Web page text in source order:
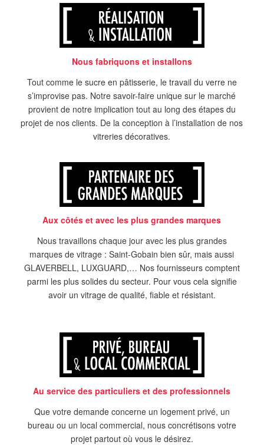
Nous fabriquons et installons
Tout comme le sucre en pâtisserie, le travail du verre ne
s’improvise pas. Notre savoir-faire unique sur le marché
provient de notre implication tout au long des étapes du
projet de nos clients. De la conception à l’installation de nos
vitreries décoratives.
Aux côtés et avec les plus grandes marques
Nous travaillons chaque jour avec les plus grandes
marques de vitrage : Saint-Gobain bien sûr, mais aussi
GLAVERBELL, LUXGUARD,… Nos fournisseurs comptent
parmi les plus solides du secteur. Pour vous cela signifie
avoir un vitrage de qualité, fiable et résistant.
Au service des particuliers et des professionnels
Que votre demande concerne un logement privé, un
bureau ou un local commercial, nous concrétisons votre
projet partout où vous le désirez.